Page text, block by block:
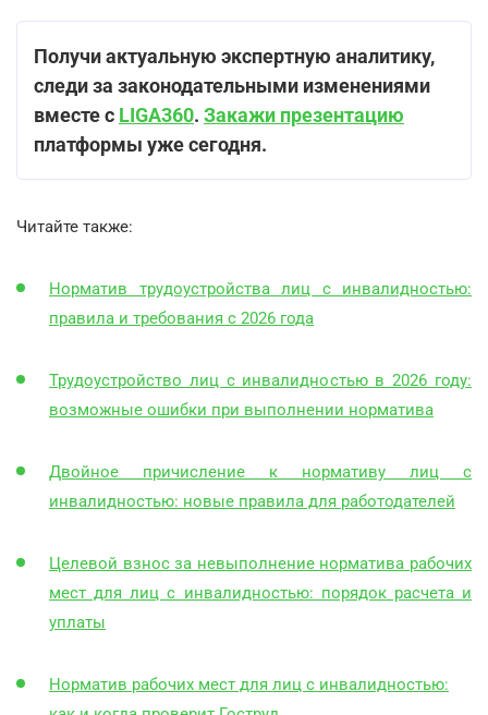
Получи актуальную экспертную аналитику,
следи за законодательными изменениями
вместе с LIGA360. Закажи презентацию
платформы уже сегодня.
Читайте также:
Норматив трудоустройства лиц с инвалидностью:
правила и требования с 2026 года
Трудоустройство лиц с инвалидностью в 2026 году:
возможные ошибки при выполнении норматива
Двойное причисление к нормативу лиц с
инвалидностью: новые правила для работодателей
Целевой взнос за невыполнение норматива рабочих
мест для лиц с инвалидностью: порядок расчета и
уплаты
Норматив рабочих мест для лиц с инвалидностью: